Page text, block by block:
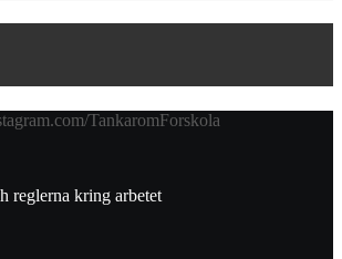
TankaromForskola
reglerna kring arbetet